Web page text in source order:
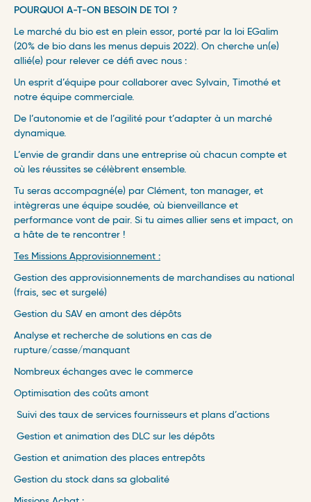
POURQUOI A-T-ON BESOIN DE TOI ?
Le marché du bio est en plein essor, porté par la loi EGalim
(20% de bio dans les menus depuis 2022). On cherche un(e)
allié(e) pour relever ce défi avec nous :
Un esprit d’équipe pour collaborer avec Sylvain, Timothé et
notre équipe commerciale.
De l’autonomie et de l’agilité pour t’adapter à un marché
dynamique.
L’envie de grandir dans une entreprise où chacun compte et
où les réussites se célèbrent ensemble.
Tu seras accompagné(e) par Clément, ton manager, et
intègreras une équipe soudée, où bienveillance et
performance vont de pair. Si tu aimes allier sens et impact, on
a hâte de te rencontrer !
Tes Missions Approvisionnement :
Gestion des approvisionnements de marchandises au national
(frais, sec et surgelé)
Gestion du SAV en amont des dépôts
Analyse et recherche de solutions en cas de
rupture/casse/manquant
Nombreux échanges avec le commerce
Optimisation des coûts amont
Suivi des taux de services fournisseurs et plans d’actions
Gestion et animation des DLC sur les dépôts
Gestion et animation des places entrepôts
Gestion du stock dans sa globalité